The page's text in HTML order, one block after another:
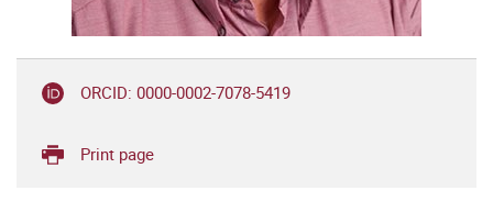
ORCID: 0000-0002-7078-5419
Print page